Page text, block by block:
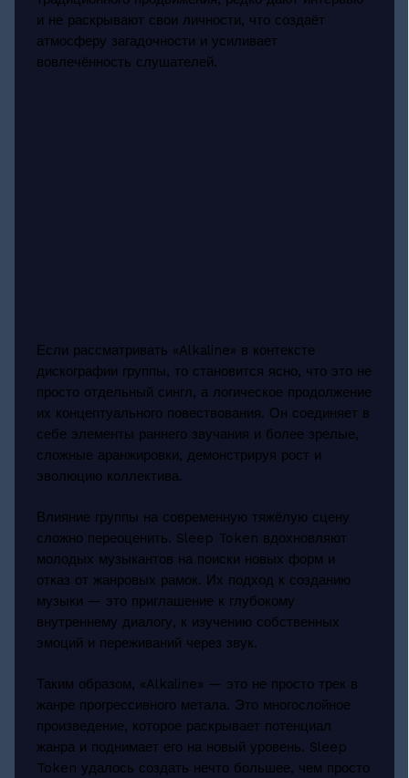
и не раскрывают свои личности, что создаёт
атмосферу загадочности и усиливает
вовлечённость слушателей.
Если рассматривать «Alkaline» в контексте
дискографии группы, то становится ясно, что это не
просто отдельный сингл, а логическое продолжение
их концептуального повествования. Он соединяет в
себе элементы раннего звучания и более зрелые,
сложные аранжировки, демонстрируя рост и
эволюцию коллектива.
Влияние группы на современную тяжёлую сцену
сложно переоценить. Sleep Token вдохновляют
молодых музыкантов на поиски новых форм и
отказ от жанровых рамок. Их подход к созданию
музыки — это приглашение к глубокому
внутреннему диалогу, к изучению собственных
эмоций и переживаний через звук.
Таким образом, «Alkaline» — это не просто трек в
жанре прогрессивного метала. Это многослойное
произведение, которое раскрывает потенциал
жанра и поднимает его на новый уровень. Sleep
Token удалось создать нечто большее, чем просто